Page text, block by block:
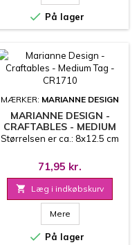
 På lager
MÆRKER: MARIANNE DESIGN
MARIANNE DESIGN -
CRAFTABLES - MEDIUM
TAG - CR1710
Størrelsen er ca.: 8x12.5 cm
71,95 kr.
 Læg i indkøbskurv
Mere
 På lager